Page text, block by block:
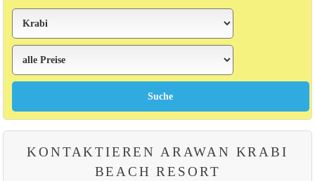
KONTAKTIEREN ARAWAN KRABI
BEACH RESORT